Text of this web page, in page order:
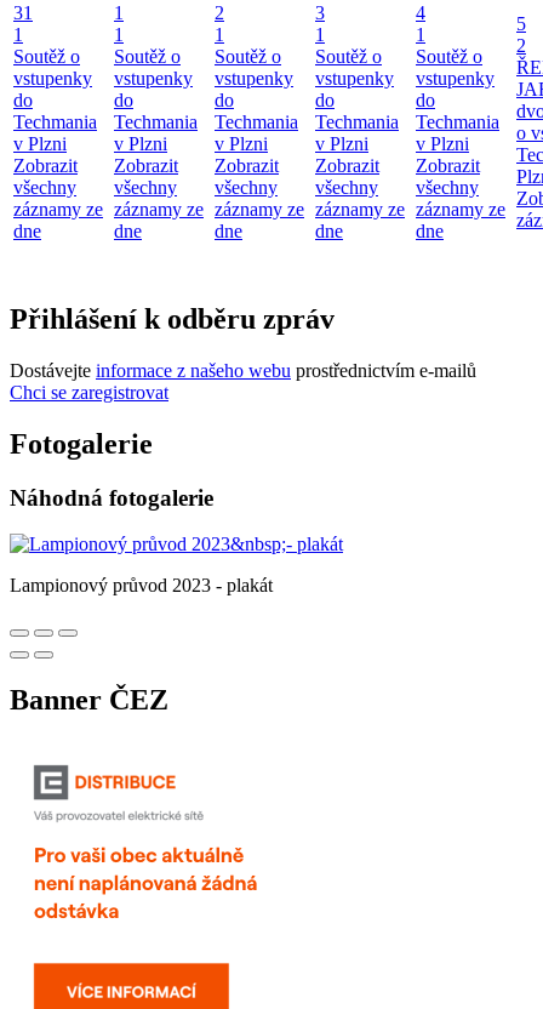
31
1
Soutěž o
vstupenky
do
Techmania
v Plzni
Zobrazit
všechny
záznamy ze
dne
1
1
Soutěž o
vstupenky
do
Techmania
v Plzni
Zobrazit
všechny
záznamy ze
dne
2
1
Soutěž o
vstupenky
do
Techmania
v Plzni
Zobrazit
všechny
záznamy ze
dne
3
1
Soutěž o
vstupenky
do
Techmania
v Plzni
Zobrazit
všechny
záznamy ze
dne
4
1
Soutěž o
vstupenky
do
Techmania
v Plzni
Zobrazit
všechny
záznamy ze
dne
5
2
o
Přihlášení k odběru zpráv
Dostávejte informace z našeho webu prostřednictvím e-mailů
Chci se zaregistrovat
Fotogalerie
Náhodná fotogalerie
Lampionový průvod 2023 - plakát
Banner ČEZ